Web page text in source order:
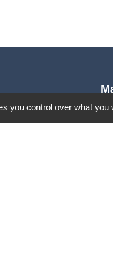
1,
you control over what you